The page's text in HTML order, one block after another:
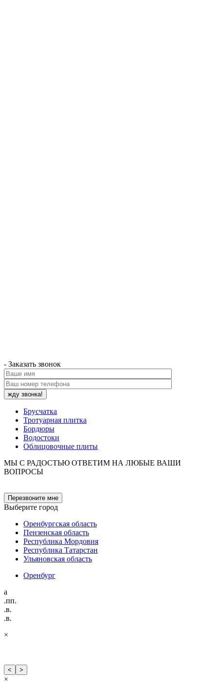
- Заказать звонок
Брусчатка
Тротуарная плитка
Бордюры
Водостоки
Облицовочные плиты
МЫ С РАДОСТЬЮ ОТВЕТИМ НА ЛЮБЫЕ ВАШИ
ВОПРОСЫ
Перезвоните мне
Выберите город
Оренбургская область
Пензенская область
Республика Мордовия
Республика Татарстан
Ульяновская область
Оренбург
а
.пп.
.в.
.в.
×
< >
×